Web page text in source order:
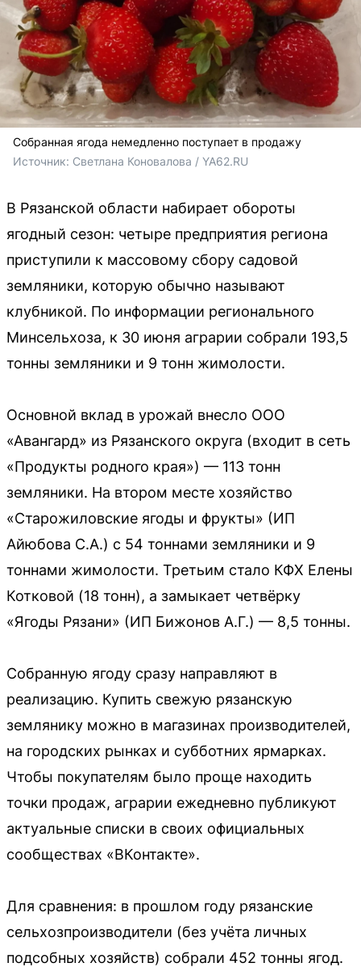
Собранная ягода немедленно поступает в продажу
Источник: Светлана Коновалова / YA62.RU
В Рязанской области набирает обороты
ягодный сезон: четыре предприятия региона
приступили к массовому сбору садовой
земляники, которую обычно называют
клубникой. По информации регионального
Минсельхоза, к 30 июня аграрии собрали 193,5
тонны земляники и 9 тонн жимолости.
Основной вклад в урожай внесло ООО
«Авангард» из Рязанского округа (входит в сеть
«Продукты родного края») — 113 тонн
земляники. На втором месте хозяйство
«Старожиловские ягоды и фрукты» (ИП
Айюбова С.А.) с 54 тоннами земляники и 9
тоннами жимолости. Третьим стало КФХ Елены
Котковой (18 тонн), а замыкает четвёрку
«Ягоды Рязани» (ИП Бижонов А.Г.) — 8,5 тонны.
Собранную ягоду сразу направляют в
реализацию. Купить свежую рязанскую
землянику можно в магазинах производителей,
на городских рынках и субботних ярмарках.
Чтобы покупателям было проще находить
точки продаж, аграрии ежедневно публикуют
актуальные списки в своих официальных
сообществах «ВКонтакте».
Для сравнения: в прошлом году рязанские
сельхозпроизводители (без учёта личных
подсобных хозяйств) собрали 452 тонны ягод.